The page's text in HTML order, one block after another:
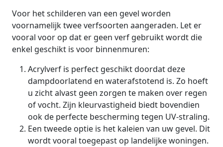
Voor het schilderen van een gevel worden
voornamelijk twee verfsoorten aangeraden. Let er
vooral voor op dat er geen verf gebruikt wordt die
enkel geschikt is voor binnenmuren:
Acrylverf is perfect geschikt doordat deze
dampdoorlatend en waterafstotend is. Zo hoeft
u zicht alvast geen zorgen te maken over regen
of vocht. Zijn kleurvastigheid biedt bovendien
ook de perfecte bescherming tegen UV-straling.
Een tweede optie is het kaleien van uw gevel. Dit
wordt vooral toegepast op landelijke woningen.